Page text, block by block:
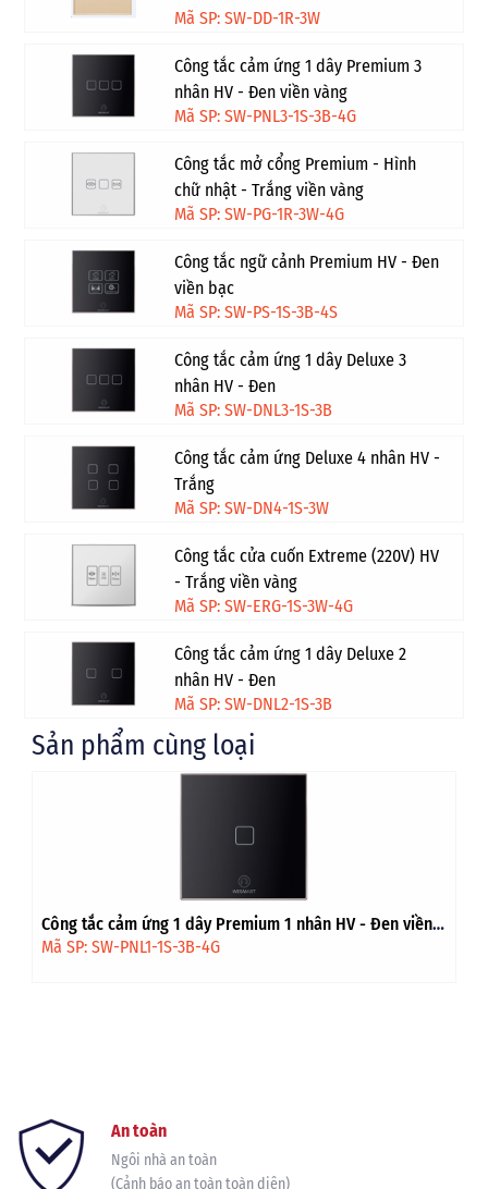
Mã SP: SW-DD-1R-3W
Công tắc cảm ứng 1 dây Premium 3
nhân HV - Đen viền vàng
Mã SP: SW-PNL3-1S-3B-4G
Công tắc mở cổng Premium - Hình
chữ nhật - Trắng viền vàng
Mã SP: SW-PG-1R-3W-4G
Công tắc ngữ cảnh Premium HV - Đen
viền bạc
Mã SP: SW-PS-1S-3B-4S
Công tắc cảm ứng 1 dây Deluxe 3
nhân HV - Đen
Mã SP: SW-DNL3-1S-3B
Công tắc cảm ứng Deluxe 4 nhân HV -
Trắng
Mã SP: SW-DN4-1S-3W
Công tắc cửa cuốn Extreme (220V) HV
- Trắng viền vàng
Mã SP: SW-ERG-1S-3W-4G
Công tắc cảm ứng 1 dây Deluxe 2
nhân HV - Đen
Mã SP: SW-DNL2-1S-3B
Sản phẩm cùng loại
Công tắc cảm ứng 1 dây Premium 1 nhân HV - Đen viền
vàng
Mã SP: SW-PNL1-1S-3B-4G
An toàn
Ngôi nhà an toàn
(Cảnh báo an toàn toàn diện)